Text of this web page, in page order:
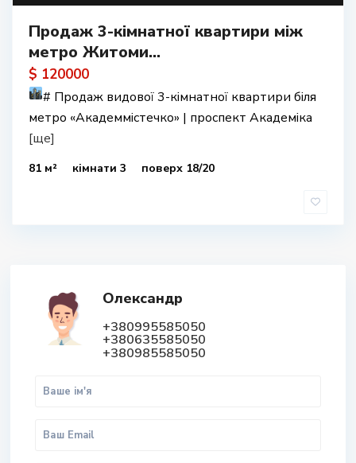
Продаж 3-кімнатної квартири між
метро Житоми...
$ 120000
# Продаж видової 3-кімнатної квартири біля
метро «Академмістечко» | проспект Академіка
[ще]
81 м² кімнати 3 поверх 18/20
Олександр
+380995585050
+380635585050
+380985585050